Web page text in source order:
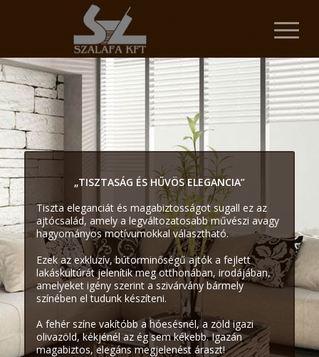
„TISZTASÁG ÉS HŰVÖS ELEGANCIA”
Tiszta eleganciát és magabiztosságot sugall ez az
ajtócsalád, amely a legváltozatosabb művészi avagy
hagyományos motívumokkal választható.
Ezek az exkluzív, bútorminőségű ajtók a fejlett
lakáskultúrát jelenítik meg otthonában, irodájában,
amelyeket igény szerint a szivárvány bármely
színében el tudunk készíteni.
A fehér színe vakítóbb a hóesésnél, a zöld igazi
olivazöld, kékjénél az ég sem kékebb. Igazán
magabiztos, elegáns megjelenést áraszt!